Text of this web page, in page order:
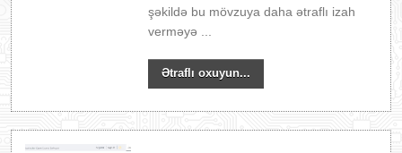
şəkildə bu mövzuya daha ətraflı izah
verməyə ...
Ətraflı oxuyun...